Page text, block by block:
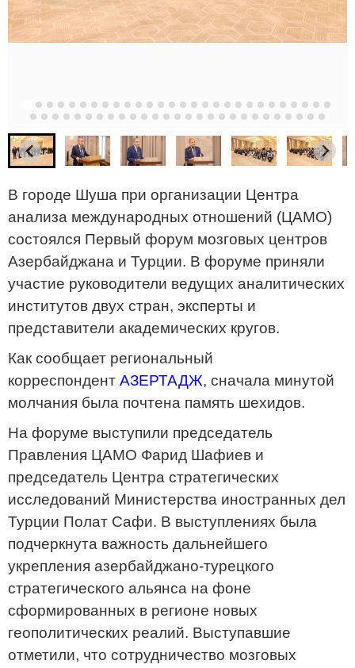
В городе Шуша при организации Центра
анализа международных отношений (ЦАМО)
состоялся Первый форум мозговых центров
Азербайджана и Турции. В форуме приняли
участие руководители ведущих аналитических
институтов двух стран, эксперты и
представители академических кругов.
Как сообщает региональный
корреспондент АЗЕРТАДЖ, сначала минутой
молчания была почтена память шехидов.
На форуме выступили председатель
Правления ЦАМО Фарид Шафиев и
председатель Центра стратегических
исследований Министерства иностранных дел
Турции Полат Сафи. В выступлениях была
подчеркнута важность дальнейшего
укрепления азербайджано-турецкого
стратегического альянса на фоне
сформированных в регионе новых
геополитических реалий. Выступавшие
отметили, что сотрудничество мозговых